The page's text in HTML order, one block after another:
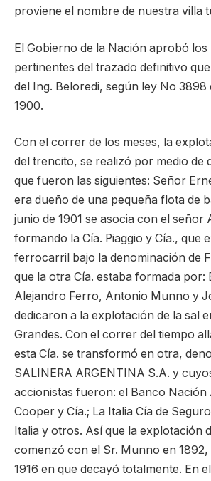
proviene el nombre de nuestra villa
El Gobierno de la Nación aprobó los
pertinentes del trazado definitivo
del Ing. Beloredi, según ley No 3898
1900.
Con el correr de los meses, la
del trencito, se realizó por medio de
que fueron las siguientes: Señor
era dueño de una pequeña flota de
junio de 1901 se asocia con el señor
formando la Cía. Piaggio y Cía., que
ferrocarril bajo la denominación de
que la otra Cía. estaba formada por:
Alejandro Ferro, Antonio Munno y
dedicaron a la explotación de la sal
Grandes. Con el correr del tiempo
esta Cía. se transformó en otra,
SALINERA ARGENTINA S.A. y
accionistas fueron: el Banco Nación
Cooper y Cía.; La Italia Cía de
Italia y otros. Así que la explotación
comenzó con el Sr. Munno en
1916 en que decayó totalmente. En